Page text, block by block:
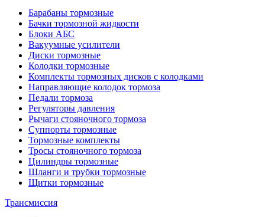
Барабаны тормозные
Бачки тормозной жидкости
Блоки АБС
Вакуумные усилители
Диски тормозные
Колодки тормозные
Комплекты тормозных дисков с колодками
Направляющие колодок тормоза
Педали тормоза
Регуляторы давления
Рычаги стояночного тормоза
Суппорты тормозные
Тормозные комплекты
Тросы стояночного тормоза
Цилиндры тормозные
Шланги и трубки тормозные
Щитки тормозные
Трансмиссия